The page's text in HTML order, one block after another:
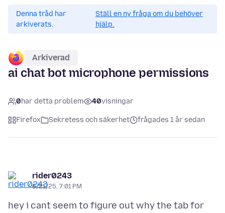
Denna tråd har
arkiverats.
Ställ en ny fråga om du behöver
hjälp.
Arkiverad
ai chat bot microphone permissions
0har detta problem 40visningar
Firefox Sekretess och säkerhet frågades 1 år sedan
rider0243
6/21/25, 7:01 PM
hey i cant seem to figure out why the tab for